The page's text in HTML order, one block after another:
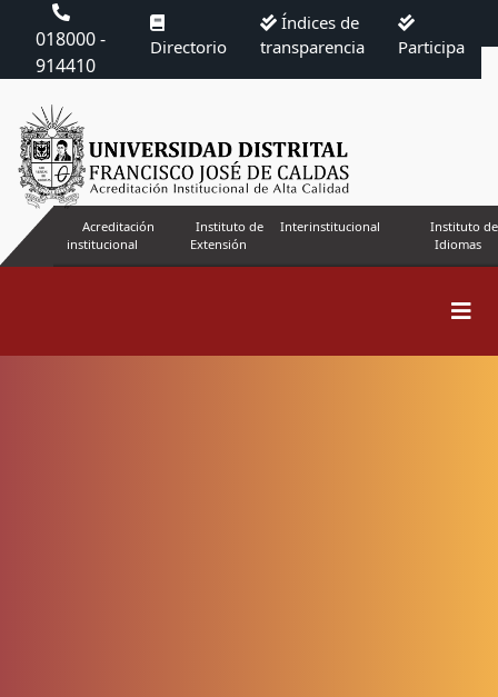
018000 -
914410
Directorio
Índices de
transparencia
Participa
Acreditación
institucional
Instituto de
Extensión
Interinstitucional
Instituto de
Idiomas